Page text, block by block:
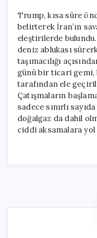
Trump, kısa süre
belirterek İran’ın
eleştirilerde bulundu.
deniz ablukası
taşımacılığı
günü bir ticari
tarafından ele
Çatışmaların
sadece sınırlı
doğalgaz da dahil
ciddi aksamalara yol